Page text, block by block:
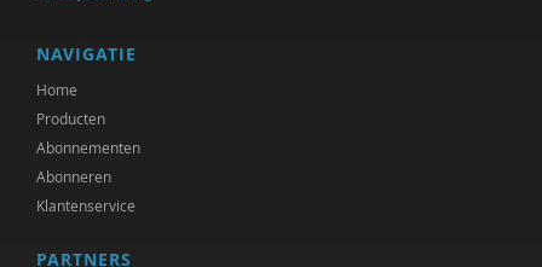
NAVIGATIE
Home
Producten
Abonnementen
Abonneren
Klantenservice
PARTNERS